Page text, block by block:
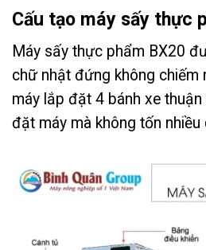
Cấu tạo máy sấy thực
Máy sấy thực phẩm BX20
chữ nhật đứng không chiếm
máy lắp đặt 4 bánh xe
đặt máy mà không tốn